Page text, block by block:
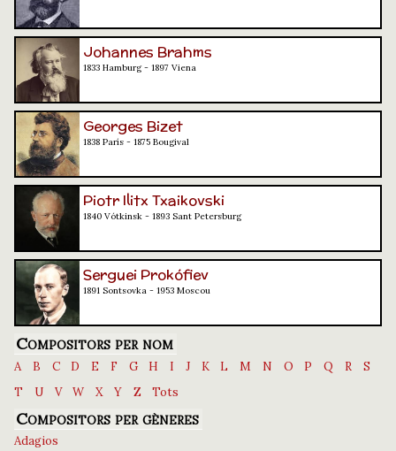
Johannes Brahms
1833 Hamburg - 1897 Viena
Georges Bizet
1838 París - 1875 Bougival
Piotr Ilitx Txaikovski
1840 Vótkinsk - 1893 Sant Petersburg
Serguei Prokófiev
1891 Sontsovka - 1953 Moscou
Compositors per nom
A B C D E F G H I J K L M N O P Q R
S
T
U V W X Y Z Tots
Compositors per gèneres
Adagios